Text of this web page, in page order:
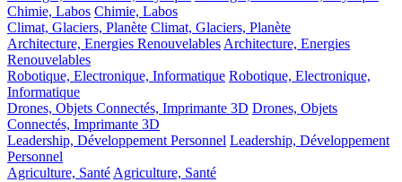
Chimie, Labos Chimie, Labos
Climat, Glaciers, Planète Climat, Glaciers, Planète
Architecture, Energies RenouvelablesArchitecture, Energies
Renouvelables
Robotique, Electronique, Informatique Robotique, Electronique,
Informatique
Drones, Objets Connectés, Imprimante 3D Drones, Objets
Connectés, Imprimante 3D
Leadership, Développement Personnel Leadership, Développement
Personnel
Agriculture, SantéAgriculture, Santé